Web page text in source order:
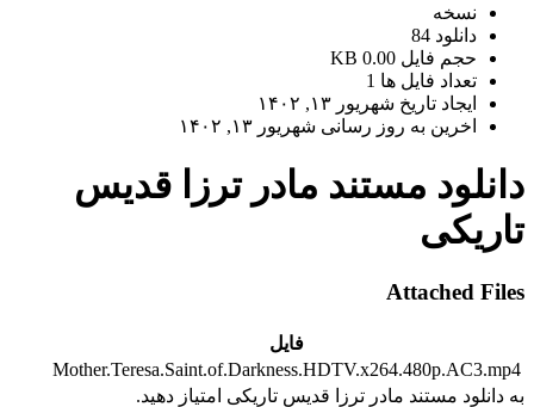
نسخه
دانلود 84
حجم فایل 0.00 KB
تعداد فایل ها 1
ایجاد تاریخ شهریور ۱۳, ۱۴۰۲
اخرین به روز رسانی شهریور ۱۳, ۱۴۰۲
دانلود مستند مادر ترزا قدیس
تاریکی
Attached Files
فایل
Mother.Teresa.Saint.of.Darkness.HDTV.x264.480p.AC3.mp4
به دانلود مستند مادر ترزا قدیس تاریکی امتیاز دهید.